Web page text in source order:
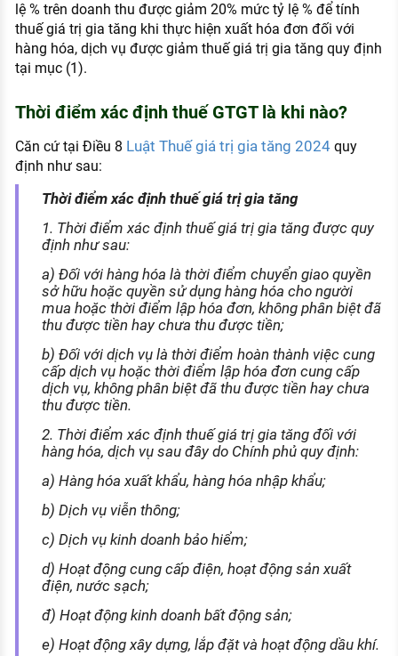
lệ % trên doanh thu được giảm 20% mức tỷ lệ % để tính
thuế giá trị gia tăng khi thực hiện xuất hóa đơn đối với
hàng hóa, dịch vụ được giảm thuế giá trị gia tăng quy định
tại mục (1).
Thời điểm xác định thuế GTGT là khi nào?
Căn cứ tại Điều 8 Luật Thuế giá trị gia tăng 2024quy
định như sau:
Thời điểm xác định thuế giá trị gia tăng
1. Thời điểm xác định thuế giá trị gia tăng được quy
định như sau:
a) Đối với hàng hóa là thời điểm chuyển giao quyền
sở hữu hoặc quyền sử dụng hàng hóa cho người
mua hoặc thời điểm lập hóa đơn, không phân biệt đã
thu được tiền hay chưa thu được tiền;
b) Đối với dịch vụ là thời điểm hoàn thành việc cung
cấp dịch vụ hoặc thời điểm lập hóa đơn cung cấp
dịch vụ, không phân biệt đã thu được tiền hay chưa
thu được tiền.
2. Thời điểm xác định thuế giá trị gia tăng đối với
hàng hóa, dịch vụ sau đây do Chính phủ quy định:
a) Hàng hóa xuất khẩu, hàng hóa nhập khẩu;
b) Dịch vụ viễn thông;
c) Dịch vụ kinh doanh bảo hiểm;
d) Hoạt động cung cấp điện, hoạt động sản xuất
điện, nước sạch;
đ) Hoạt động kinh doanh bất động sản;
e) Hoạt động xây dựng, lắp đặt và hoạt động dầu khí.